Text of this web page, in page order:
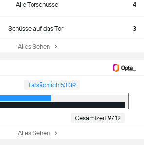
Alle Torschüsse 4
Schüsse auf das Tor 3
Alles Sehen
Tatsächlich 53:39
Gesamtzeit 97:12
Alles Sehen